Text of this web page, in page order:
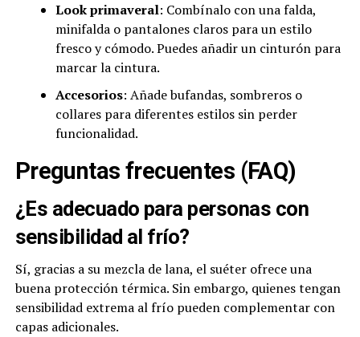
Look primaveral: Combínalo con una falda,
minifalda o pantalones claros para un estilo
fresco y cómodo. Puedes añadir un cinturón para
marcar la cintura.
Accesorios: Añade bufandas, sombreros o
collares para diferentes estilos sin perder
funcionalidad.
Preguntas frecuentes (FAQ)
¿Es adecuado para personas con
sensibilidad al frío?
Sí, gracias a su mezcla de lana, el suéter ofrece una
buena protección térmica. Sin embargo, quienes tengan
sensibilidad extrema al frío pueden complementar con
capas adicionales.